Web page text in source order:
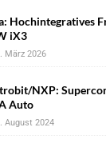
Hochintegratives
iX3
März 2026
NXP:
Auto
August 2024